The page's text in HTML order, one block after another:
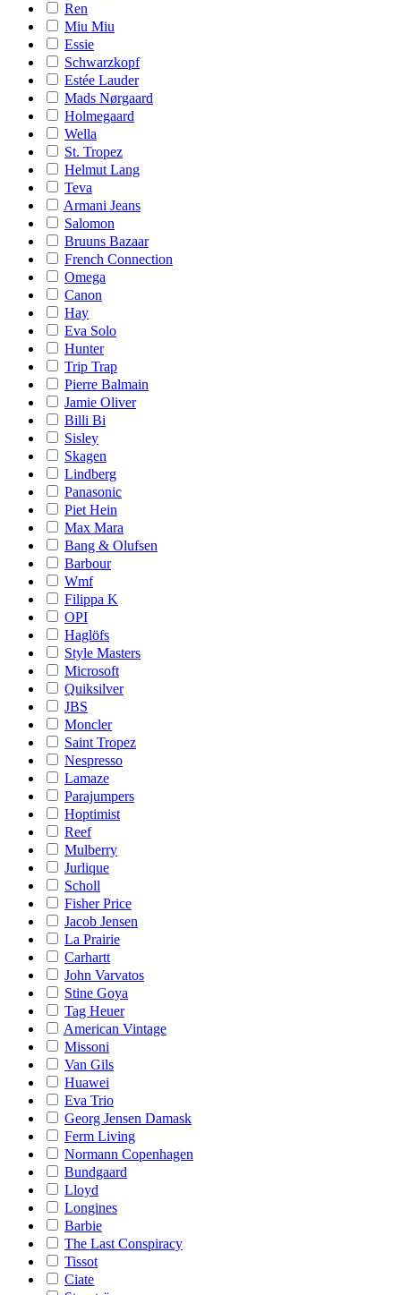
Ren
Miu Miu
Essie
Schwarzkopf
Estée Lauder
Mads Nørgaard
Holmegaard
Wella
St. Tropez
Helmut Lang
Teva
Armani Jeans
Salomon
Bruuns Bazaar
French Connection
Omega
Canon
Hay
Eva Solo
Hunter
Trip Trap
Pierre Balmain
Jamie Oliver
Billi Bi
Sisley
Skagen
Lindberg
Panasonic
Piet Hein
Max Mara
Bang & Olufsen
Barbour
Wmf
Filippa K
OPI
Haglöfs
Style Masters
Microsoft
Quiksilver
JBS
Moncler
Saint Tropez
Nespresso
Lamaze
Parajumpers
Hoptimist
Reef
Mulberry
Jurlique
Scholl
Fisher Price
Jacob Jensen
La Prairie
Carhartt
John Varvatos
Stine Goya
Tag Heuer
American Vintage
Missoni
Van Gils
Huawei
Eva Trio
Georg Jensen Damask
Ferm Living
Normann Copenhagen
Bundgaard
Lloyd
Longines
Barbie
The Last Conspiracy
Tissot
Ciate